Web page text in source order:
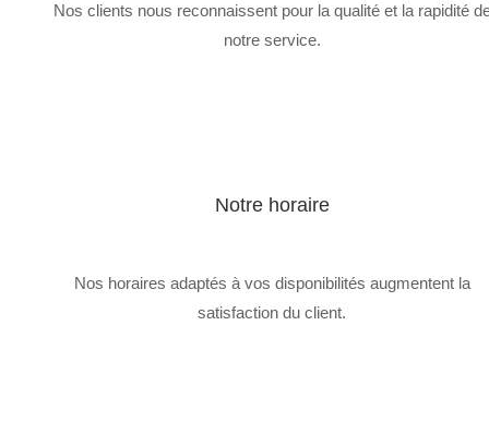
Nos clients nous reconnaissent pour la qualité et la rapidité
notre service.
Notre horaire
Nos horaires adaptés à vos disponibilités augmentent la
satisfaction du client.